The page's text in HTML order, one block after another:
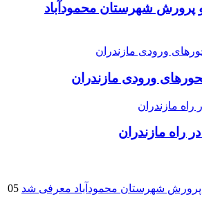
پرورش شهرستان محمودآباد
ورودی مازندران
راه مازندران
05